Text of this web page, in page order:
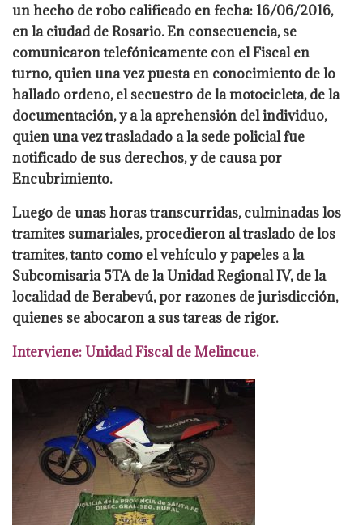
un hecho de robo calificado en fecha: 16/06/2016,
en la ciudad de Rosario. En consecuencia, se
comunicaron telefónicamente con el Fiscal en
turno, quien una vez puesta en conocimiento de lo
hallado ordeno, elsecuestro de la motocicleta, de la
documentación, y a la aprehensión del individuo,
quienuna vez trasladado a la sede policial fue
notificado de sus derechos, y de causa por
Encubrimiento.
Luego de unas horas transcurridas, culminadas los
tramites sumariales,procedieron al traslado de los
tramites, tanto como el vehículo y papeles a la
Subcomisaria5TA de la Unidad Regional IV, de la
localidad de Berabevú, por razones de jurisdicción,
quienes se abocaron a sus tareas de rigor.
Interviene: Unidad Fiscal de Melincue.